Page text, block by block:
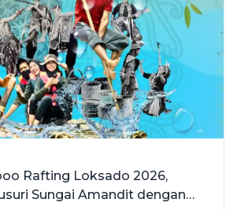
Rafting Loksado 2026,
Sungai Amandit dengan